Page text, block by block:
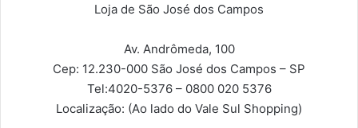
Loja de São José dos Campos
Av. Andrômeda, 100
Cep: 12.230-000 São José dos Campos – SP
Tel:4020-5376 – 0800 020 5376
Localização: (Ao lado do Vale Sul Shopping)